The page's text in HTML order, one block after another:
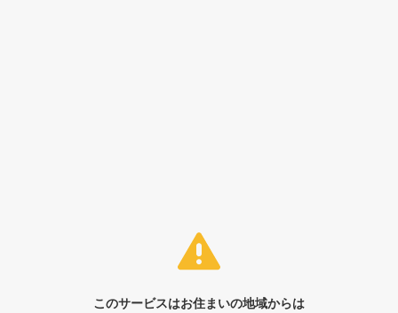
このサービスはお住まいの地域からは